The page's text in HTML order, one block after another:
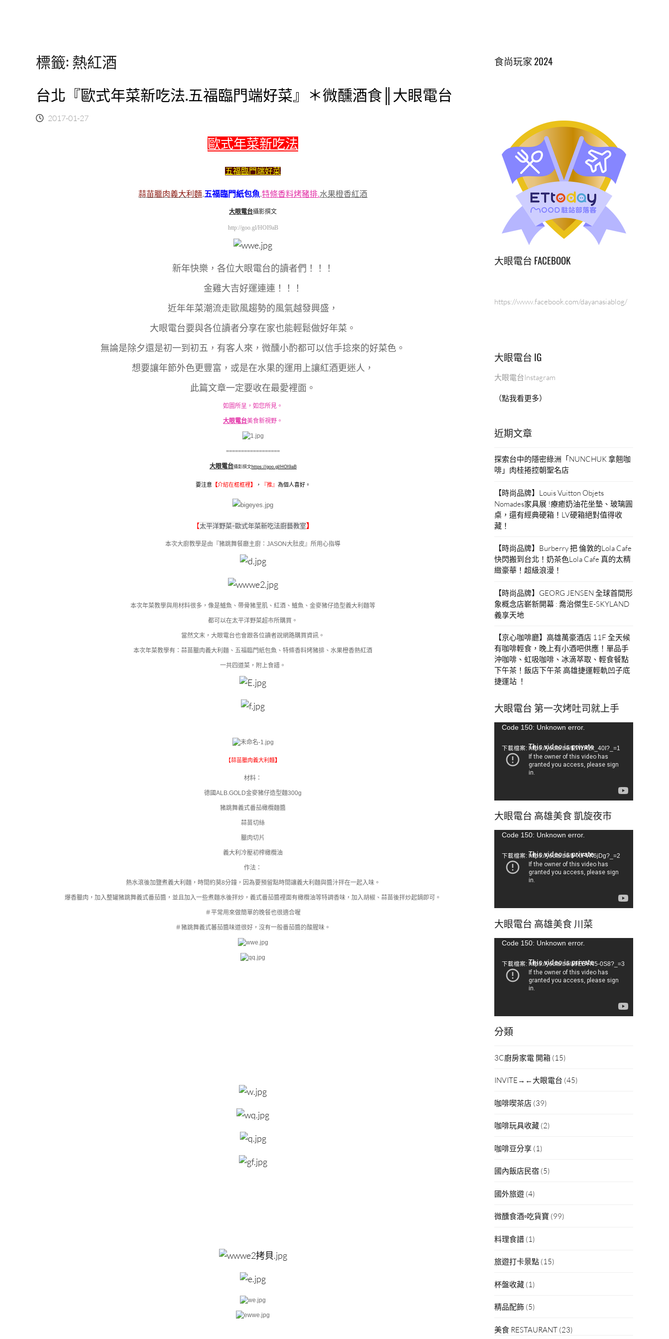
標籤: 熱紅酒
台北『歐式年菜新吃法.五福臨門端好菜』＊微醺酒食║大眼電台
2017-01-27
歐式年菜新吃法
五福臨門端好菜
蒜苗臘肉義大利麵.五福臨門紙包魚.特條香料烤豬排.水果橙香紅酒
大眼電台攝影撰文
http://goo.gl/HOI9aB
新年快樂，各位大眼電台的讀者們！！！
金雞大吉好運連連！！！
近年年菜潮流走歐風趨勢的風氣越發興盛，
大眼電台要與各位讀者分享在家也能輕鬆做好年菜。
無論是除夕還是初一到初五，有客人來，微醺小酌都可以信手捻來的好菜色。
想要讓年節外色更豐富，或是在水果的運用上讓紅酒更迷人，
此篇文章一定要收在最愛裡面。
如圖所呈，如您所見。
大眼電台美食新視野。
==================
大眼電台攝影撰文https://goo.gl/HOI9aB
要注意【介紹在框框裡】 ， 『推』 為個人喜好。
【太平洋野菜-歐式年菜新吃法廚藝教室】
本次大廚教學是由『豬跳舞餐廳主廚：JASON大肚皮』所用心指導
本次年菜教學與用材料很多，像是鱸魚、帶骨豬里肌、紅酒、鱸魚、金麥豬仔造型義大利麵等
都可以在太平洋野菜超市所購買。
當然文末，大眼電台也會跟各位讀者說網路購買資訊。
本次年菜教學有：蒜苗臘肉義大利麵、五福臨門紙包魚、特條香料烤豬排、水果橙香熱紅酒
一共四道菜，附上食譜。
【蒜苗臘肉義大利麵】
材料：
德國ALB.GOLD金麥豬仔造型麵300g
豬跳舞義式番茄橄欖麵醬
蒜苗切絲
臘肉切片
義大利冷壓初榨橄欖油
作法：
熱水滾後加鹽煮義大利麵，時間約莫8分鐘，因為要預留點時間讓義大利麵與醬汁拌在一起入味。
爆香臘肉，加入整罐豬跳舞義式番茄醬，並且加入一些煮麵水後拌炒，義式番茄醬裡面有橄欖油等特調香味，加入胡椒、蒜苗後拌炒起鍋即可。
＃平常用來做簡單的晚餐也很適合喔
＃豬跳舞義式蕃茄醬味道很好，沒有一般番茄醬的酸腥味。
食尚玩家 2024
大眼電台 FACEBOOK
https://www.facebook.com/dayanasiablog/
大眼電台 IG
大眼電台Instagram
（點我看更多）
近期文章
探索台中的隱密綠洲「NUNCHUK 拿翹咖
啡」肉桂捲控朝聖名店
【時尚品牌】Louis Vuitton Objets
Nomades家具展 !療癒奶油花坐墊、玻璃圓
桌，還有經典硬箱！LV硬箱絕對值得收
藏！
【時尚品牌】Burberry 把 倫敦的Lola Cafe
快閃搬到台北！奶茶色Lola Cafe 真的太精
緻豪華！超級浪漫！
【時尚品牌】GEORG JENSEN 全球首間形
象概念店嶄新開幕 : 喬治傑生E-SKYLAND
義享天地
【京心咖啡廳】高雄萬豪酒店 11F 全天候
有咖啡輕食，晚上有小酒吧供應！單品手
沖咖啡、虹吸咖啡、冰滴萃取、輕食餐點
下午茶！飯店下午茶 高雄捷運輕軌凹子底
捷運站 ！
大眼電台 第一次烤吐司就上手
視Code 150: Unknown error.
下載檔案: https://youtu.be/tLWzRzx_40I?_=1
大眼電台 高雄美食 凱旋夜市
視Code 150: Unknown error.
下載檔案: https://youtu.be/b-XfFVK6jDg?_=2
大眼電台 高雄美食 川菜
視Code 150: Unknown error.
下載檔案: https://youtu.be/a9EBYN5-0S8?_=3
分類
3C廚房家電 開箱 (15)
INVITE→←大眼電台 (45)
咖啡喫茶店 (39)
咖啡玩具收藏 (2)
咖啡豆分享 (1)
國內飯店民宿 (5)
國外旅遊 (4)
微醺食酒▫吃貨寶 (99)
料理食譜 (1)
旅遊打卡景點 (15)
杯盤收藏 (1)
精品配飾 (5)
美食 RESTAURANT (23)